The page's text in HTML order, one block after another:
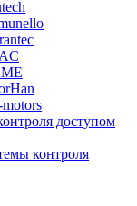
доступом
контроля